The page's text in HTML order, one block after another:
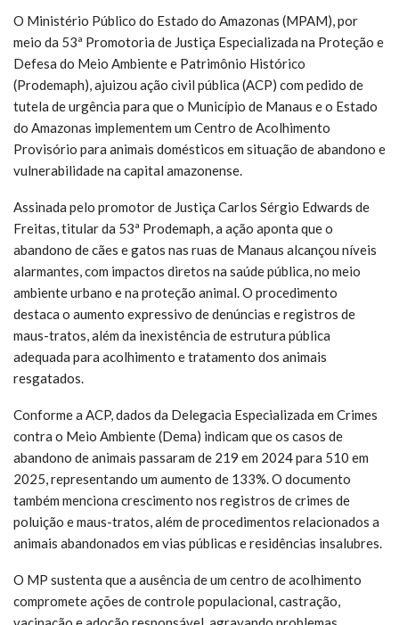
O Ministério Público do Estado do Amazonas (MPAM), por
meio da 53ª Promotoria de Justiça Especializada na Proteção e
Defesa do Meio Ambiente e Patrimônio Histórico
(Prodemaph), ajuizou ação civil pública (ACP) com pedido de
tutela de urgência para que o Município de Manaus e o Estado
do Amazonas implementem um Centro de Acolhimento
Provisório para animais domésticos em situação de abandono e
vulnerabilidade na capital amazonense.
Assinada pelo promotor de Justiça Carlos Sérgio Edwards de
Freitas, titular da 53ª Prodemaph, a ação aponta que o
abandono de cães e gatos nas ruas de Manaus alcançou níveis
alarmantes, com impactos diretos na saúde pública, no meio
ambiente urbano e na proteção animal. O procedimento
destaca o aumento expressivo de denúncias e registros de
maus-tratos, além da inexistência de estrutura pública
adequada para acolhimento e tratamento dos animais
resgatados.
Conforme a ACP, dados da Delegacia Especializada em Crimes
contra o Meio Ambiente (Dema) indicam que os casos de
abandono de animais passaram de 219 em 2024 para 510 em
2025, representando um aumento de 133%. O documento
também menciona crescimento nos registros de crimes de
poluição e maus-tratos, além de procedimentos relacionados a
animais abandonados em vias públicas e residências insalubres.
O MP sustenta que a ausência de um centro de acolhimento
compromete ações de controle populacional, castração,